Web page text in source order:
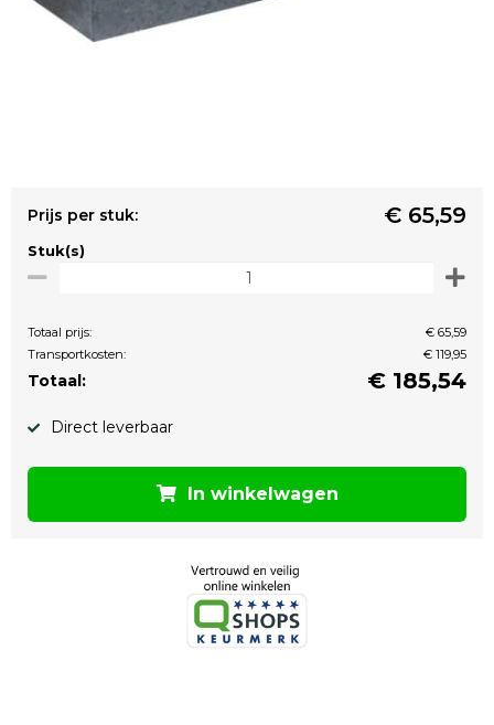
Prijs per stuk: € 65,59
Stuk(s)
Totaal prijs:
€ 65,59
Transportkosten:
€ 119,95
Totaal: € 185,54
Direct leverbaar
In winkelwagen